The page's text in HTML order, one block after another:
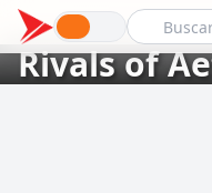
Rivals of